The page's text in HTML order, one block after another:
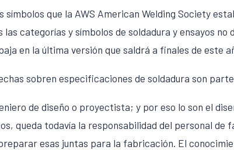
que la AWS American Welding Society
las categorías y símbolos de soldadura y ensayos no
en la última versión que saldrá a finales de este
sobren especificaciones de soldadura son
de diseño o proyectista; y por eso lo son el
queda todavía la responsabilidad del personal
esas juntas para la fabricación. El